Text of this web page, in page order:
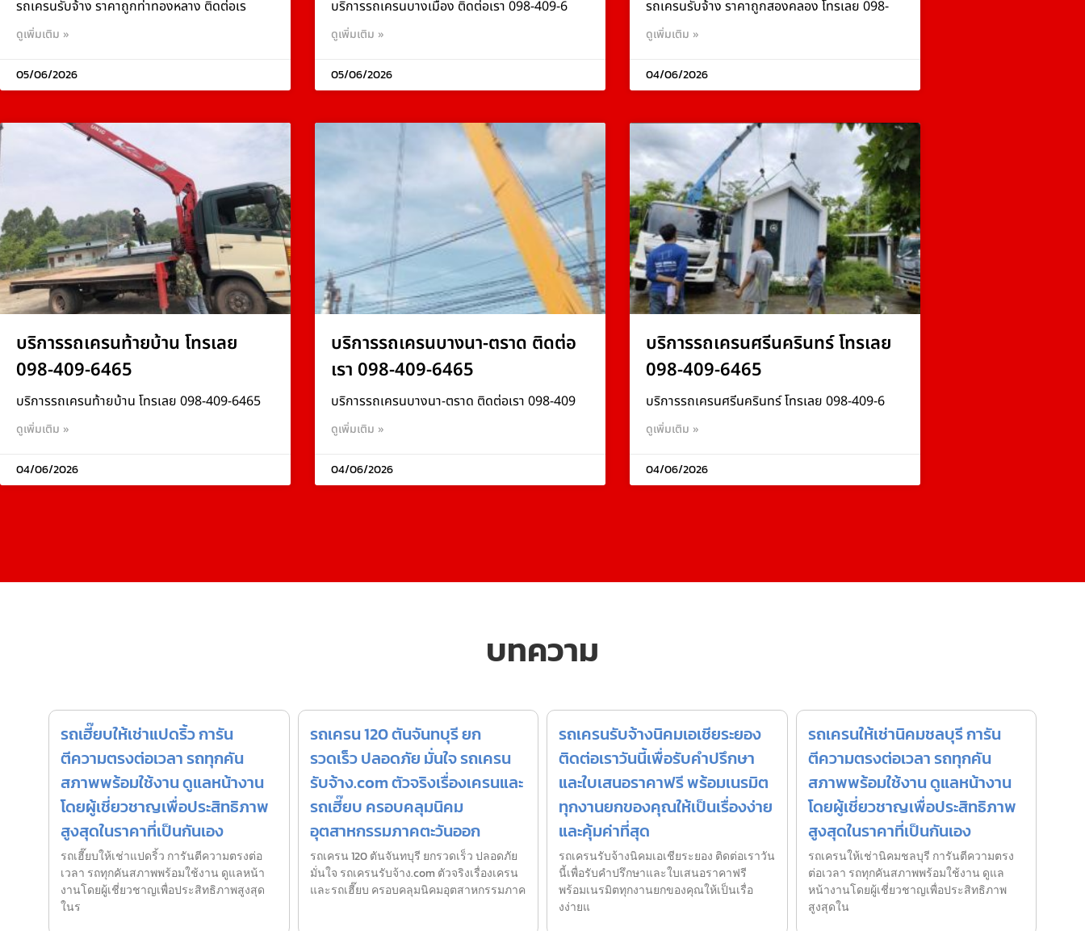
รถเครนรับจ้าง ราคาถูกท่าทองหลาง ติดต่อเร
ดูเพิ่มเติม »
05/06/2026
บริการรถเครนบางเมือง ติดต่อเรา 098-409-6
ดูเพิ่มเติม »
05/06/2026
รถเครนรับจ้าง ราคาถูกสองคลอง โทรเลย 098-
ดูเพิ่มเติม »
04/06/2026
บริการรถเครนท้ายบ้าน โทรเลย
098-409-6465
บริการรถเครนท้ายบ้าน โทรเลย 098-409-6465
ดูเพิ่มเติม »
04/06/2026
บริการรถเครนบางนา-ตราด ติดต่อ
เรา 098-409-6465
บริการรถเครนบางนา-ตราด ติดต่อเรา 098-409
ดูเพิ่มเติม »
04/06/2026
บริการรถเครนศรีนครินทร์ โทรเลย
098-409-6465
บริการรถเครนศรีนครินทร์ โทรเลย 098-409-6
ดูเพิ่มเติม »
04/06/2026
บทความ
รถเฮี๊ยบให้เช่าแปดริ้ว การัน
ตีความตรงต่อเวลา รถทุกคัน
สภาพพร้อมใช้งาน ดูแลหน้างาน
โดยผู้เชี่ยวชาญเพื่อประสิทธิภาพ
สูงสุดในราคาที่เป็นกันเอง
รถเฮี๊ยบให้เช่าแปดริ้ว การันตีความตรงต่อ
เวลา รถทุกคันสภาพพร้อมใช้งาน ดูแลหน้า
งานโดยผู้เชี่ยวชาญเพื่อประสิทธิภาพสูงสุด
ในร
รถเครน 120 ตันจันทบุรี ยก
รวดเร็ว ปลอดภัย มั่นใจ รถเครน
รับจ้าง.com ตัวจริงเรื่องเครนและ
รถเฮี๊ยบ ครอบคลุมนิคม
อุตสาหกรรมภาคตะวันออก
รถเครน 120 ตันจันทบุรี ยกรวดเร็ว ปลอดภัย
มั่นใจ รถเครนรับจ้าง.com ตัวจริงเรื่องเครน
และรถเฮี๊ยบ ครอบคลุมนิคมอุตสาหกรรมภาค
รถเครนรับจ้างนิคมเอเชียระยอง
ติดต่อเราวันนี้เพื่อรับคำปรึกษา
และใบเสนอราคาฟรี พร้อมเนรมิต
ทุกงานยกของคุณให้เป็นเรื่องง่าย
และคุ้มค่าที่สุด
รถเครนรับจ้างนิคมเอเชียระยอง ติดต่อเราวัน
นี้เพื่อรับคำปรึกษาและใบเสนอราคาฟรี
พร้อมเนรมิตทุกงานยกของคุณให้เป็นเรื่อ
งง่ายแ
รถเครนให้เช่านิคมชลบุรี การัน
ตีความตรงต่อเวลา รถทุกคัน
สภาพพร้อมใช้งาน ดูแลหน้างาน
โดยผู้เชี่ยวชาญเพื่อประสิทธิภาพ
สูงสุดในราคาที่เป็นกันเอง
รถเครนให้เช่านิคมชลบุรี การันตีความตรง
ต่อเวลา รถทุกคันสภาพพร้อมใช้งาน ดูแล
หน้างานโดยผู้เชี่ยวชาญเพื่อประสิทธิภาพ
สูงสุดใน